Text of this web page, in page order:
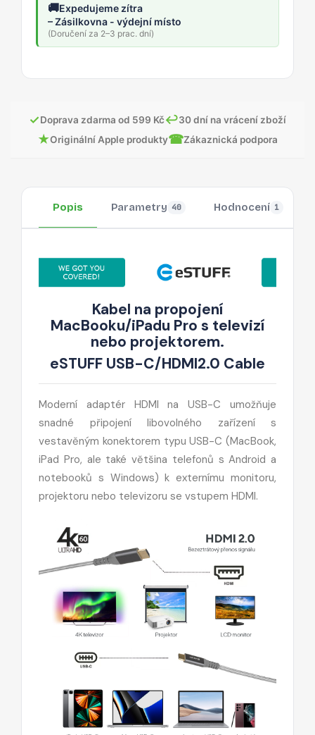
🚚Expedujeme zítra
– Zásilkovna - výdejní místo
(Doručení za 2–3 prac. dní)
✓Doprava zdarma od 599 Kč↩30 dní na vrácení zboží
★Originální Apple produkty☎Zákaznická podpora
Popis Parametry 40 Hodnocení 1
Kabel na propojení
MacBooku/iPadu Pro s televizí
nebo projektorem.
eSTUFF USB-C/HDMI2.0 Cable
Moderní adaptér HDMI na USB-C umožňuje
snadné připojení libovolného zařízení s
vestavěným konektorem typu USB-C (MacBook,
iPad Pro, ale také většina telefonů s Android a
notebooků s Windows) k externímu monitoru,
projektoru nebo televizoru se vstupem HDMI.